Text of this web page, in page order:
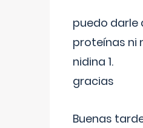
puedo darle
proteínas ni
nidina 1.
gracias
Buenas